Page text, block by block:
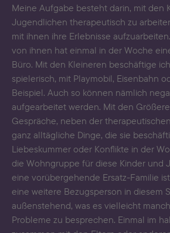
Meine Aufgabe besteht darin, mit den
Jugendlichen therapeutisch zu
mit ihnen ihre Erlebnisse
von ihnen hat einmal in der Woche
Büro. Mit den Kleineren beschäftige
spielerisch, mit Playmobil, Eisenbahn
Beispiel. Auch so können nämlich
aufgearbeitet werden. Mit den
Gespräche, neben der
ganz alltägliche Dinge, die sie
Liebeskummer oder Konflikte in der
die Wohngruppe für diese Kinder und
eine vorübergehende Ersatz-Familie
eine weitere Bezugsperson in diesem
außenstehend, was es vielleicht
Probleme zu besprechen. Einmal im